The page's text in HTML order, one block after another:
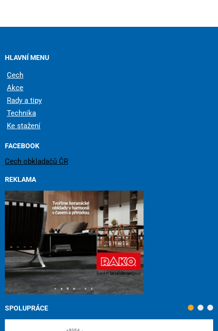
HLAVNÍ MENU
Cech
Akce
Rady a tipy
Technika
Ke stažení
FACEBOOK
Cech obkladačů ČR
REKLAMA
SPOLUPRÁCE